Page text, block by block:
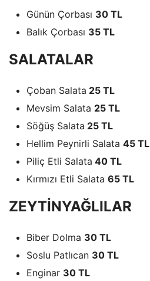
Günün Çorbası 30 TL
Balık Çorbası 35 TL
SALATALAR
Çoban Salata 25 TL
Mevsim Salata 25 TL
Söğüş Salata 25 TL
Hellim Peynirli Salata 45 TL
Piliç Etli Salata 40 TL
Kırmızı Etli Salata 65 TL
ZEYTİNYAĞLILAR
Biber Dolma 30 TL
Soslu Patlıcan 30 TL
Enginar 30 TL